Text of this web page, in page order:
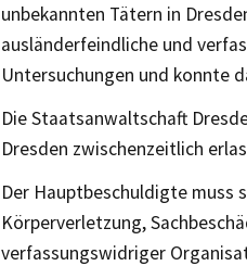
unbekannten Tätern in
ausländerfeindliche und
Untersuchungen und konnte
Die Staatsanwaltschaft
Dresden zwischenzeitlich
Der Hauptbeschuldigte muss
Körperverletzung,
verfassungswidriger